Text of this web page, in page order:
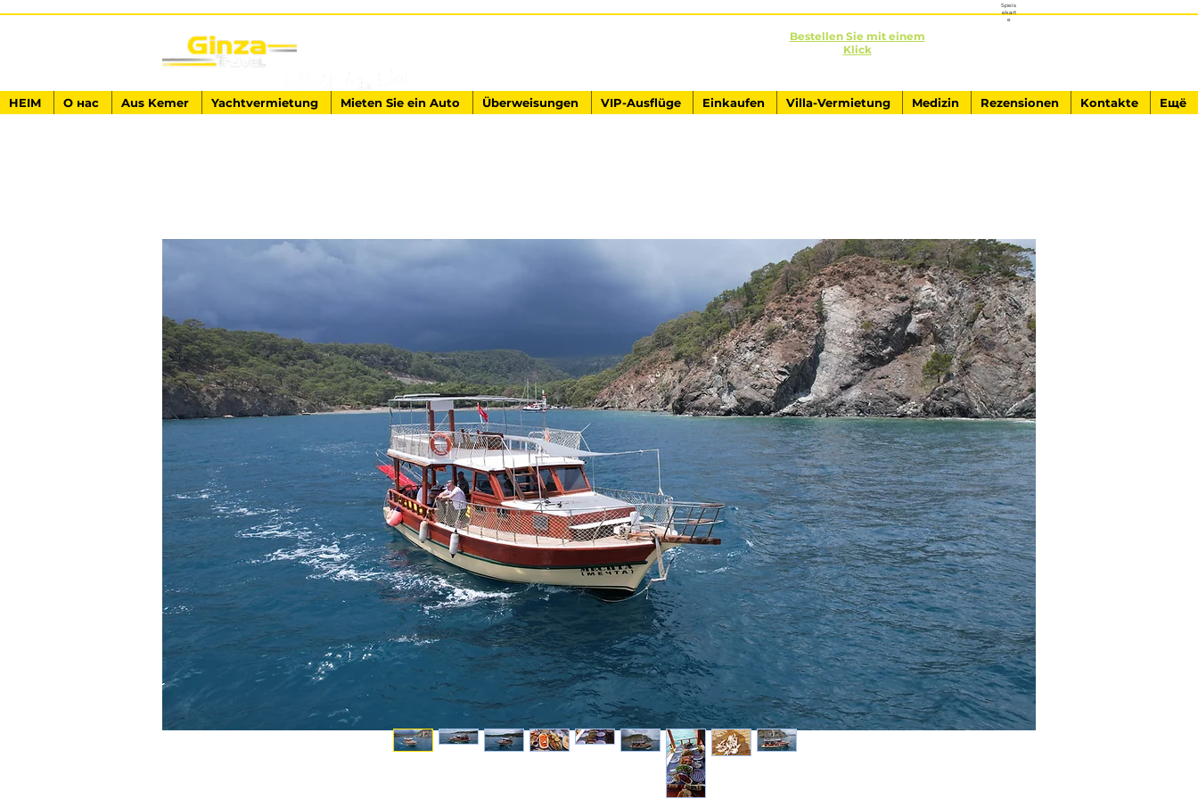
Speis
ekart
e
Bestellen Sie mit einem
Klick
HEIM О нас Aus Kemer Yachtvermietung Mieten Sie ein Auto Überweisungen VIP-Ausflüge Einkaufen Villa-Vermietung Medizin Rezensionen Kontakte Ещё